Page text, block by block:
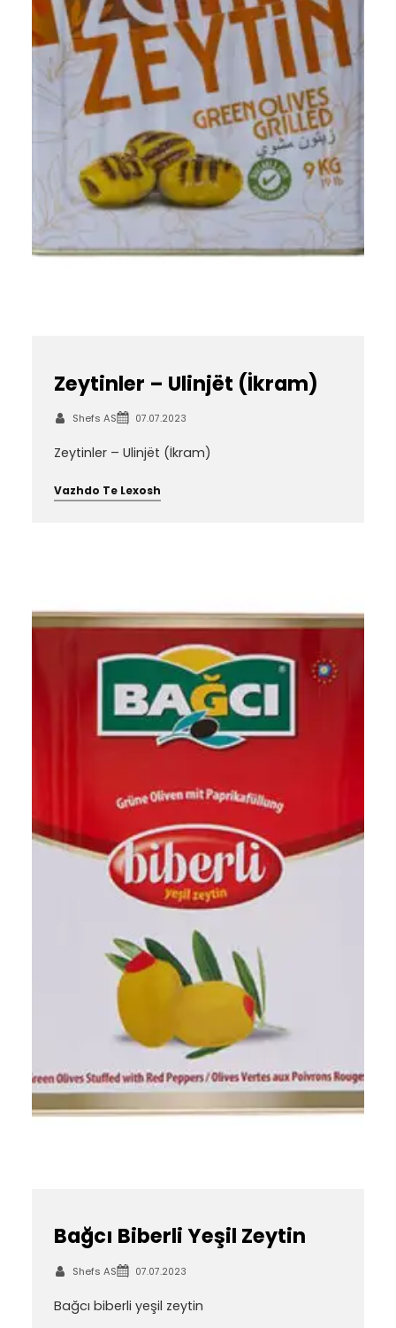
Zeytinler – Ulinjët (İkram)
Shefs AS 07.07.2023
Zeytinler – Ulinjët (İkram)
Vazhdo Te Lexosh
Bağcı Biberli Yeşil Zeytin
Shefs AS 07.07.2023
Bağcı biberli yeşil zeytin